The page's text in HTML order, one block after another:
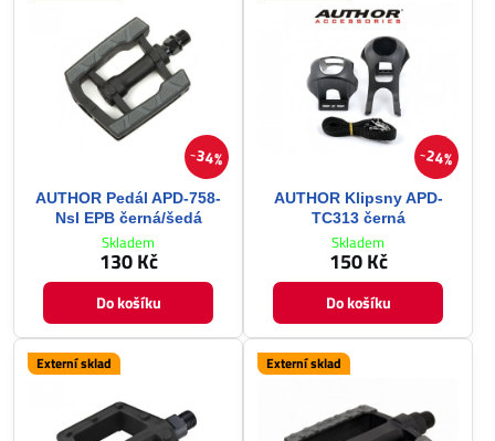
34%
AUTHOR Pedál APD-758-
Nsl EPB černá/šedá
Skladem
130 Kč
Do košíku
24%
AUTHOR Klipsny APD-
TC313 černá
Skladem
150 Kč
Do košíku
Externí sklad Externí sklad